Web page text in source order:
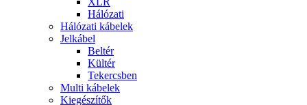
Hálózati
Hálózati kábelek
Jelkábel
Beltér
Kültér
Tekercsben
Multi kábelek
Kiegészítők